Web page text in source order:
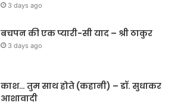
3 days ago
बचपन की एक प्यारी-सी याद – श्री ठाकुर
3 days ago
काश… तुम साथ होते (कहानी) – डॉ. सुधाकर
आशावादी